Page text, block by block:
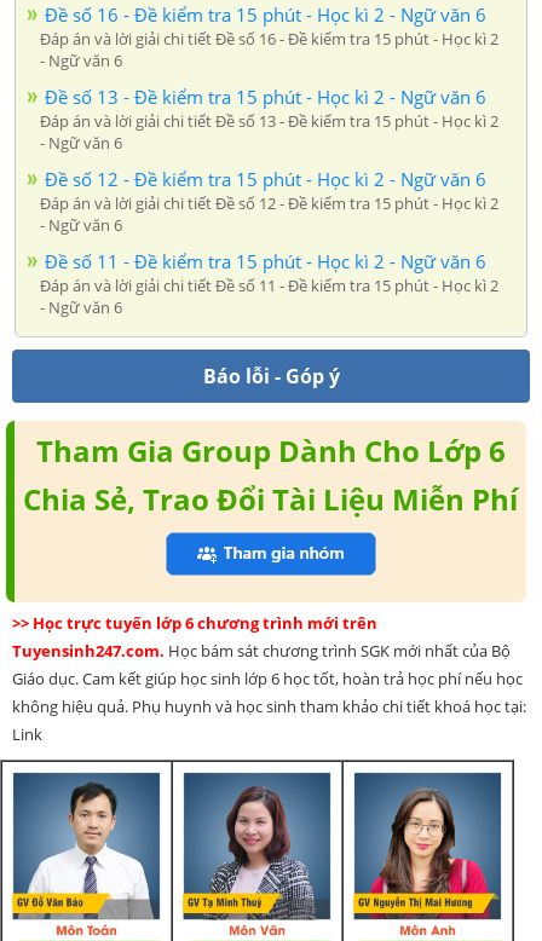
Đề số 16 - Đề kiểm tra 15 phút - Học kì 2 - Ngữ văn 6
Đáp án và lời giải chi tiết Đề số 16 - Đề kiểm tra 15 phút - Học kì 2
- Ngữ văn 6
Đề số 13 - Đề kiểm tra 15 phút - Học kì 2 - Ngữ văn 6
Đáp án và lời giải chi tiết Đề số 13 - Đề kiểm tra 15 phút - Học kì 2
- Ngữ văn 6
Đề số 12 - Đề kiểm tra 15 phút - Học kì 2 - Ngữ văn 6
Đáp án và lời giải chi tiết Đề số 12 - Đề kiểm tra 15 phút - Học kì 2
- Ngữ văn 6
Đề số 11 - Đề kiểm tra 15 phút - Học kì 2 - Ngữ văn 6
Đáp án và lời giải chi tiết Đề số 11 - Đề kiểm tra 15 phút - Học kì 2
- Ngữ văn 6
Báo lỗi - Góp ý
Tham Gia Group Dành Cho Lớp 6
Chia Sẻ, Trao Đổi Tài Liệu Miễn Phí
>> Học trực tuyến lớp 6 chương trình mới trên
Tuyensinh247.com. Học bám sát chương trình SGK mới nhất của Bộ
Giáo dục. Cam kết giúp học sinh lớp 6 học tốt, hoàn trả học phí nếu học
không hiệu quả. Phụ huynh và học sinh tham khảo chi tiết khoá học tại:
Link